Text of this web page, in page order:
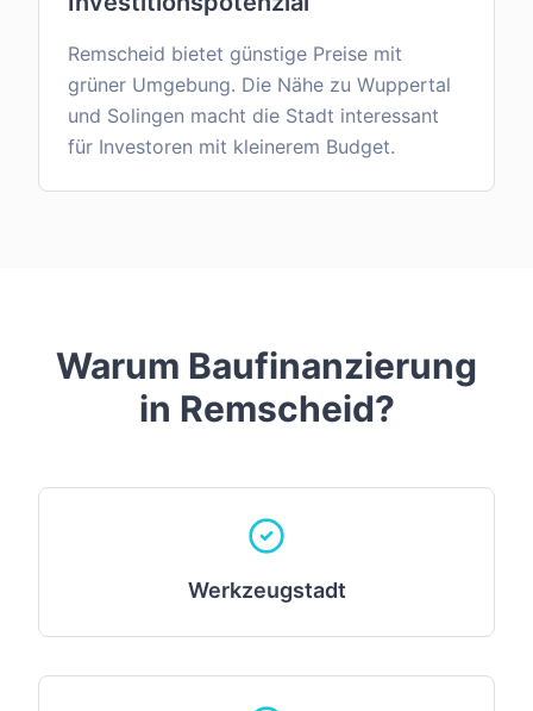
Remscheid bietet günstige Preise mit
grüner Umgebung. Die Nähe zu Wuppertal
und Solingen macht die Stadt interessant
für Investoren mit kleinerem Budget.
Warum Baufinanzierung
in Remscheid?
Werkzeugstadt